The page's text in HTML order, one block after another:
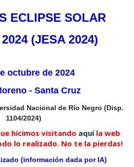
ECLIPSE SOLAR
(JESA 2024)
octubre de 2024
- Santa Cruz
Nacional de Río Negro (Disp.
1104/2024)
hicimos visitando aquíla web
lo realizado. No te la pierdas!
(información dada por IA)